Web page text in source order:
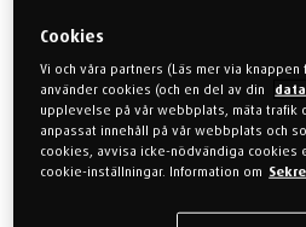
17.999 kr
Välj KÄNSLA
Mjuk
Cookies
Vi och våra partners (Läs mer via
använder cookies (och en del av din
data
upplevelse på vår webbplats, mäta trafik
anpassat innehåll på vår webbplats och
cookies, avvisa icke-nödvändiga cookies
cookie-inställningar. Information om